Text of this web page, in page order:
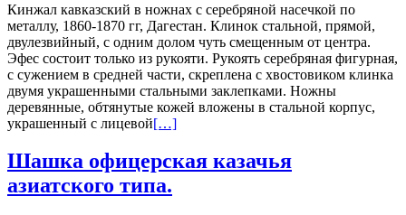
Кинжал кавказский в ножнах с серебряной насечкой по
металлу, 1860-1870 гг, Дагестан. Клинок стальной, прямой,
двулезвийный, с одним долом чуть смещенным от центра.
Эфес состоит только из рукояти. Рукоять серебряная фигурная,
с сужением в средней части, скреплена с хвостовиком клинка
двумя украшенными стальными заклепками. Ножны
деревянные, обтянутые кожей вложены в стальной корпус,
украшенный с лицевой[…]
Шашка офицерская казачья
азиатского типа.